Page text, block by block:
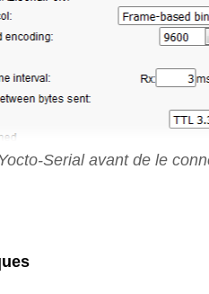
Serial avant de le